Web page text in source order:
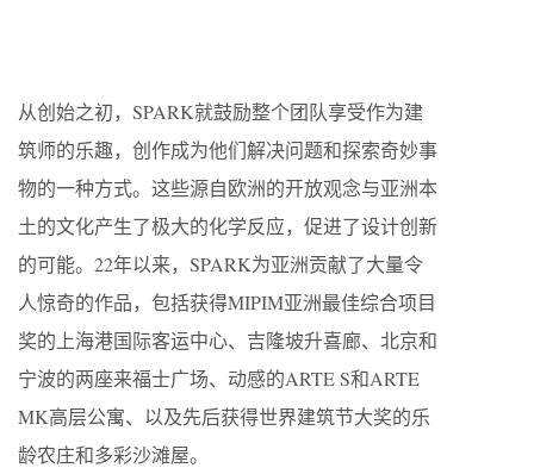
从创始之初，SPARK就鼓励整个团队享受作为建
筑师的乐趣，创作成为他们解决问题和探索奇妙事
物的一种方式。这些源自欧洲的开放观念与亚洲本
土的文化产生了极大的化学反应，促进了设计创新
的可能。22年以来，SPARK为亚洲贡献了大量令
人惊奇的作品，包括获得MIPIM亚洲最佳综合项目
奖的上海港国际客运中心、吉隆坡升喜廊、北京和
宁波的两座来福士广场、动感的ARTE S和ARTE
MK高层公寓、以及先后获得世界建筑节大奖的乐
龄农庄和多彩沙滩屋。